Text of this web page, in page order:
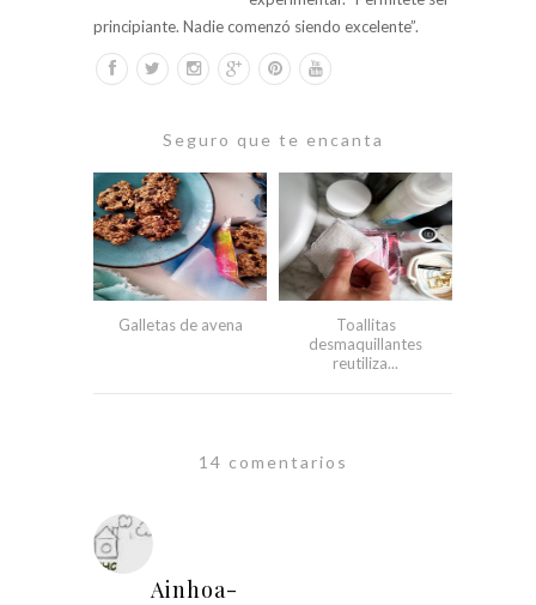
principiante. Nadie comenzó siendo excelente”.
Seguro que te encanta
Galletas de avena
Toallitas
desmaquillantes
reutiliza...
14 comentarios
Ainhoa-